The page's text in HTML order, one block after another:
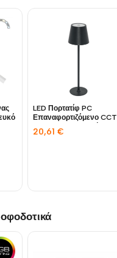
LED Πορτατίφ PC
Επαναφορτιζόμενο CCT
3W USB 5VDC Μαύρο
20,61 €